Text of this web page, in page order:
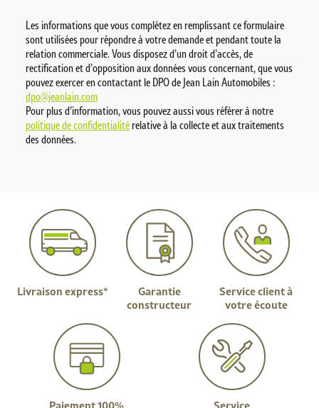
Les informations que vous complétez en remplissant ce formulaire
sont utilisées pour répondre à votre demande et pendant toute la
relation commerciale. Vous disposez d’un droit d’accès, de
rectification et d’opposition aux données vous concernant, que vous
pouvez exercer en contactant le DPO de Jean Lain Automobiles :
dpo@jeanlain.com
Pour plus d’information, vous pouvez aussi vous référer à notre
politique de confidentialitérelative à la collecte et aux traitements
des données.
Livraison express*
Garantie
constructeur
Service client à
votre écoute
Paiement 100%
Service